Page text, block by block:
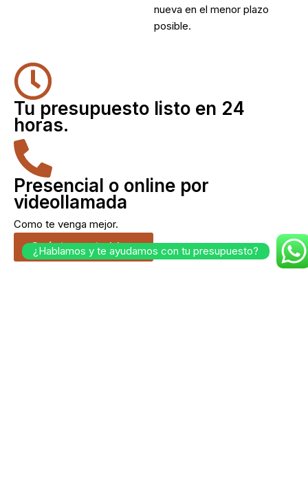
nueva en el menor plazo
posible.
Tu presupuesto listo en 24
horas.
Presencial o online por
videollamada
Como te venga mejor.
Cuéntanos tu idea.
¿Hablamos y te ayudamos con tu presupuesto?